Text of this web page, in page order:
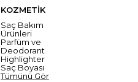
KOZMETİK
Saç Bakım
Ürünleri
Parfüm ve
Deodorant
Highlighter
Saç Boyası
Tümünü Gör